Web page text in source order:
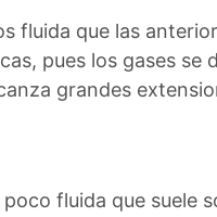
fluida que las
pues los gases
grandes
fluida que suele